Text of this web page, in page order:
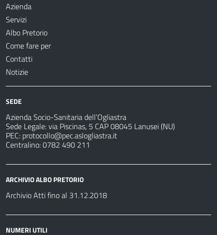
Azienda
Servizi
Albo Pretorio
Come fare per
Contatti
Notizie
SEDE
Azienda Socio-Sanitaria dell’Ogliastra
Sede Legale: via Piscinas, 5 CAP 08045 Lanusei (NU)
PEC: protocollo@pec.aslogliastra.it
Centralino: 0782 490 211
ARCHIVIO ALBO PRETORIO
Archivio Atti fino al 31.12.2018
NUMERI UTILI